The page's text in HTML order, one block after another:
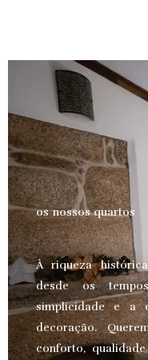
os nossos quartos
À riqueza
desde os
simplicidade e a
decoração.
conforto,